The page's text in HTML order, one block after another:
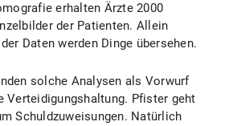
erhalten Ärzte 2000
der Patienten. Allein
Daten werden Dinge übersehen.
solche Analysen als Vorwurf
Verteidigungshaltung. Pfister geht
Schuldzuweisungen. Natürlich